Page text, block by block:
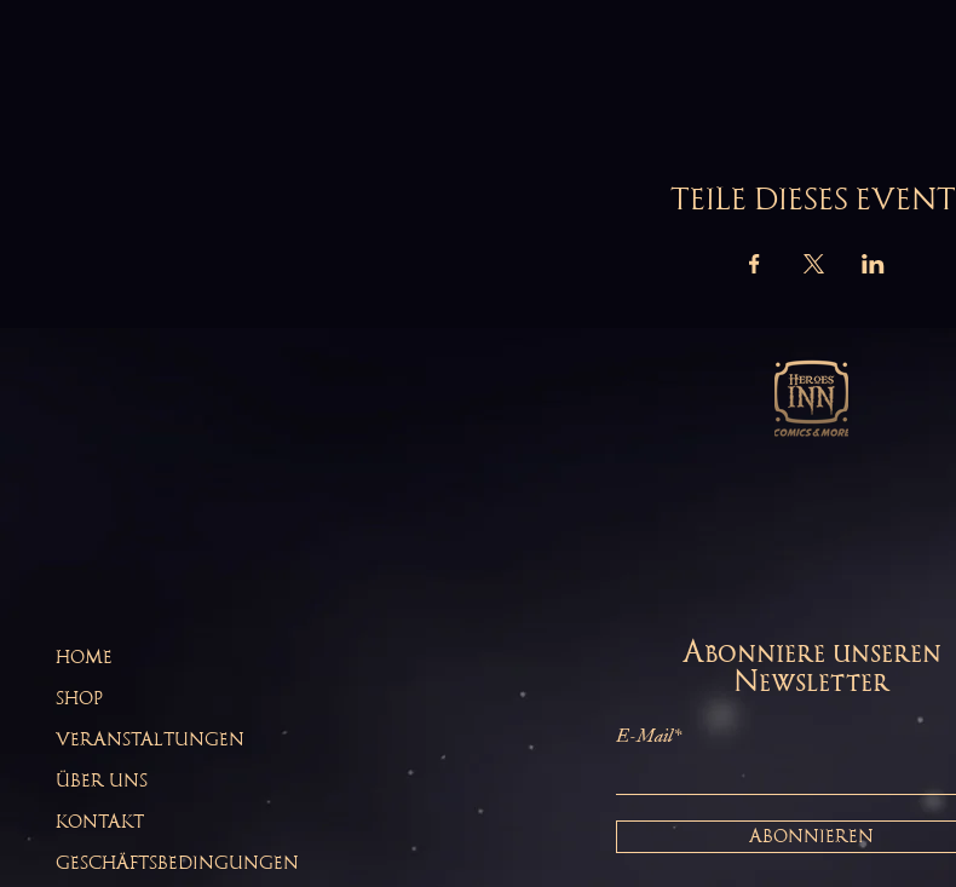
TEILE DIESES EVENT
HOME
SHOP
VERANSTALTUNGEN
ÜBER UNS
KONTAKT
GESCHÄFTSBEDINGUNGEN
Abonniere unseren
Newsletter
E-Mail*
ABONNIEREN